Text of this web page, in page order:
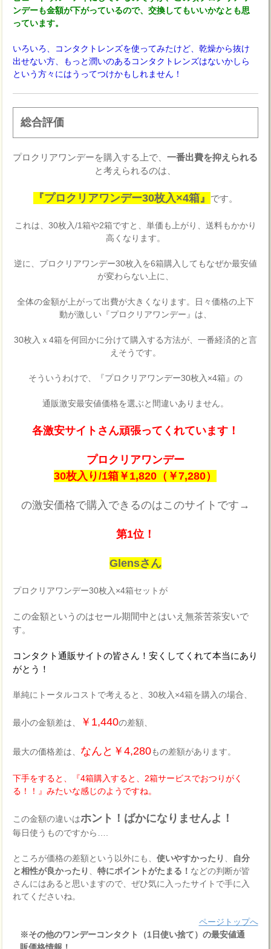
ンデーも金額が下がっているので、交換してもいいかなとも思
っています。
いろいろ、コンタクトレンズを使ってみたけど、乾燥から抜け
出せない方、もっと潤いのあるコンタクトレンズはないかしら
という方々にはうってつけかもしれません！
総合評価
プロクリアワンデーを購入する上で、一番出費を抑えられる
と考えられるのは、
『プロクリアワンデー30枚入×4箱』 です。
これは、30枚入/1箱や2箱ですと、単価も上がり、送料もかかり
高くなります。
逆に、プロクリアワンデー30枚入を6箱購入してもなぜか最安値
が変わらない上に、
全体の金額が上がって出費が大きくなります。日々価格の上下
動が激しい『プロクリアワンデー』は、
30枚入ｘ4箱を何回かに分けて購入する方法が、一番経済的と言
えそうです。
そういうわけで、『プロクリアワンデー30枚入×4箱』の
通販激安最安値価格を選ぶと間違いありません。
各激安サイトさん頑張ってくれています！
プロクリアワンデー
30枚入り/1箱￥1,820（￥7,280）
の激安価格で購入できるのはこのサイトです→
第1位！
Glensさん
プロクリアワンデー30枚入×4箱セットが
この金額というのはセール期間中とはいえ無茶苦茶安いで
す。
コンタクト通販サイトの皆さん！安くしてくれて本当にあり
がとう！
単純にトータルコストで考えると、30枚入×4箱を購入の場合、
最小の金額差は、 ￥1,440の差額、
最大の価格差は、 なんと￥4,280もの差額があります。
下手をすると、『4箱購入すると、2箱サービスでおつりがく
る！！』みたいな感じのようですね。
この金額の違いはホント！ばかになりませんよ！
毎日使うものですから….
ところが価格の差額という以外にも、使いやすかったり
自分
と相性が良かったり
、特にポイントがたまる！ などの判断が皆
さんにはあると思いますので、ぜひ気に入ったサイトで手に入
れてくださいね。
ページトップへ
※その他のワンデーコンタクト（1日使い捨て）の最安値通